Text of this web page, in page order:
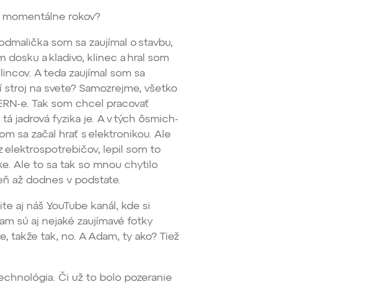
rokov?
som sa zaujímal o stavbu,
dosku a kladivo, klinec a hral som
A teda zaujímal som sa
na svete? Samozrejme, všetko
e. Tak som chcel pracovať
jadrová fyzika je. A v tých ôsmich-
sa začal hrať s elektronikou. Ale
elektrospotrebičov, lepil som to
Ale to sa tak so mnou chytilo
až dodnes v podstate.
aj náš YouTube kanál, kde si
sú aj nejaké zaujímavé fotky
takže tak, no. A Adam, ty ako? Tiež
Či už to bolo pozeranie